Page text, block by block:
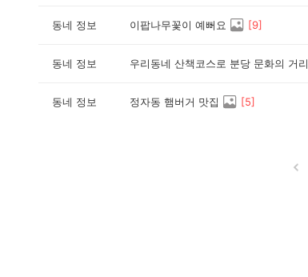
동네 정보 이팝나무꽃이 예뻐요 [9]
동네 정보 우리동네 산책코스로 분당 문화의 거리
동네 정보 정자동 햄버거 맛집 [5]